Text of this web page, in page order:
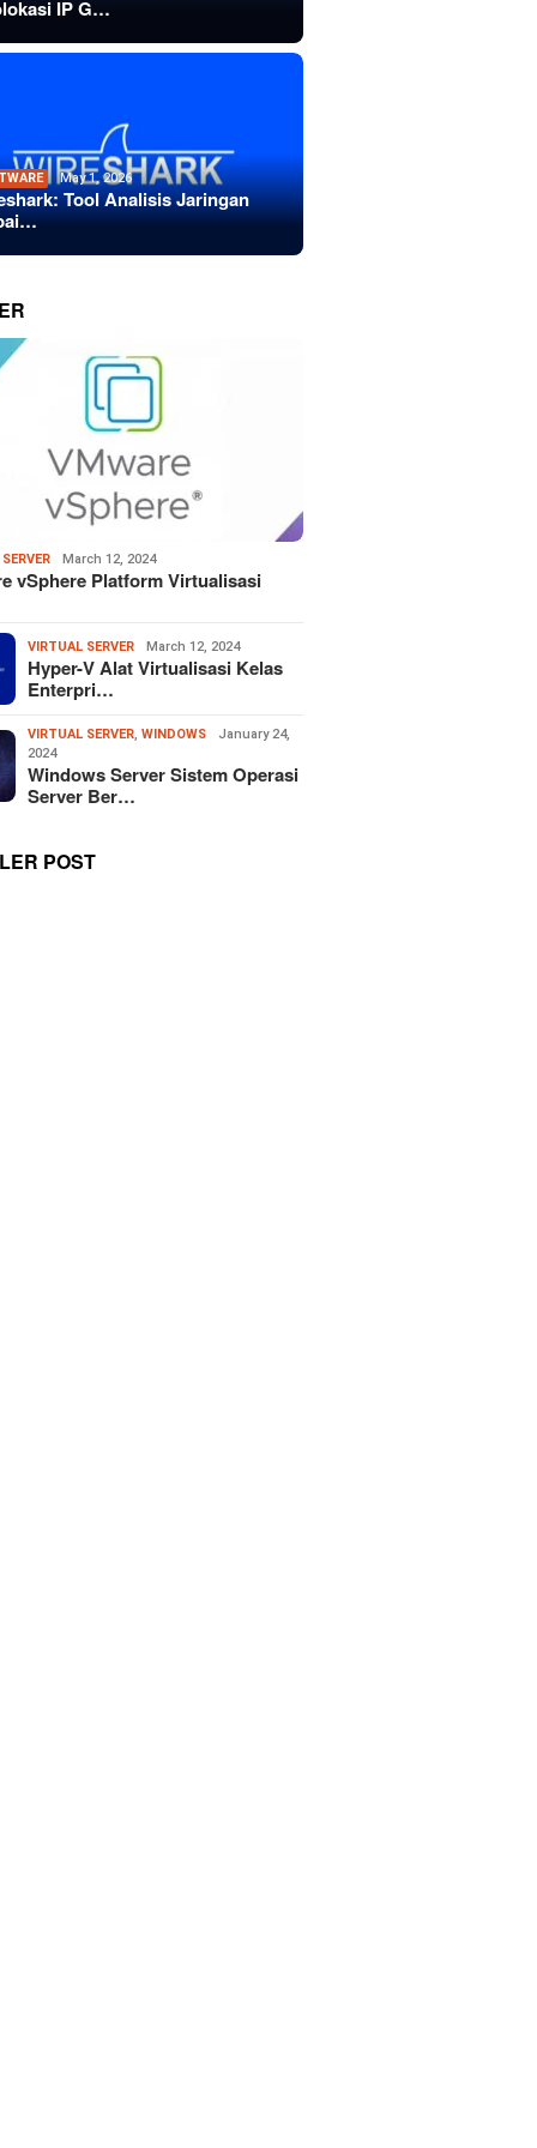
IP G…
May 1, 2026
Tool Analisis Jaringan
March 12, 2024
vSphere Platform Virtualisasi
VIRTUAL SERVER March 12, 2024
Hyper-V Alat Virtualisasi Kelas
Enterpri…
VIRTUAL SERVER,WINDOWS
January 24,
2024
Windows Server Sistem Operasi
Server Ber…
POST